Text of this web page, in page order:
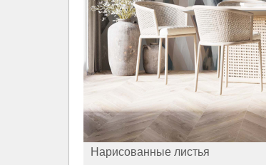
Нарисованные листья